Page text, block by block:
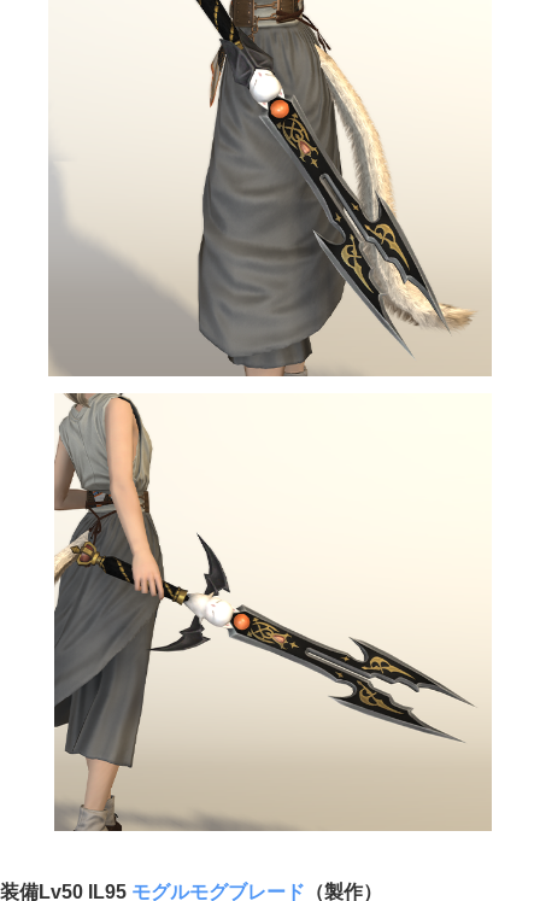
装備Lv50 IL95 モグルモグブレード （製作）